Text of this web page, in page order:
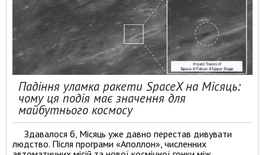
Падіння уламка ракети SpaceX на Місяць:
чому ця подія має значення для
майбутнього космосу
Здавалося б, Місяць уже давно перестав дивувати
людство. Після програми «Аполлон», численних